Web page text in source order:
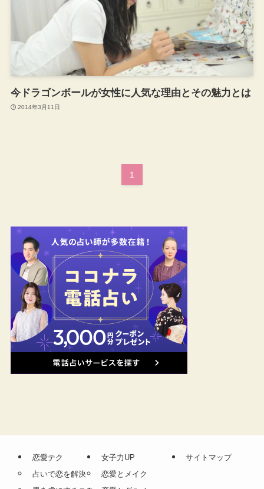
今ドラゴンボールが女性に人気な理由とその魅力とは
2014年3月11日
1
恋愛テク
占いで恋を解決
女子力UP
恋愛とメイク
サイトマップ